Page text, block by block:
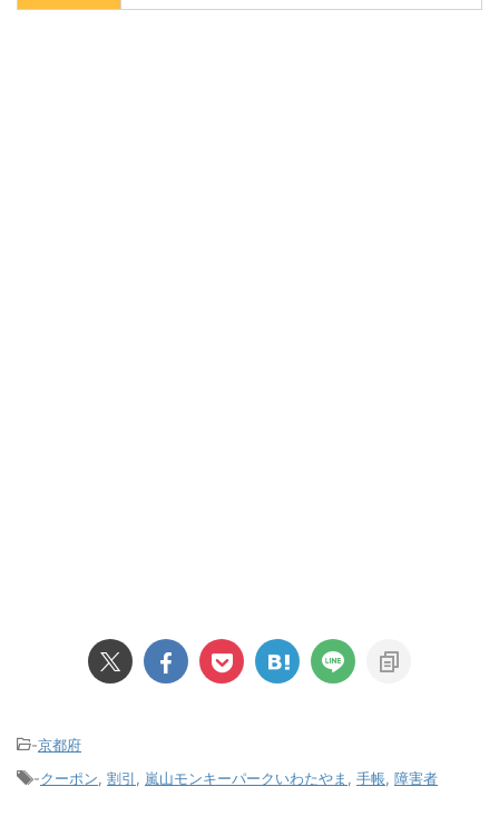
-京都府
-クーポン 割引 嵐山モンキーパークいわたやま 手帳 障害者